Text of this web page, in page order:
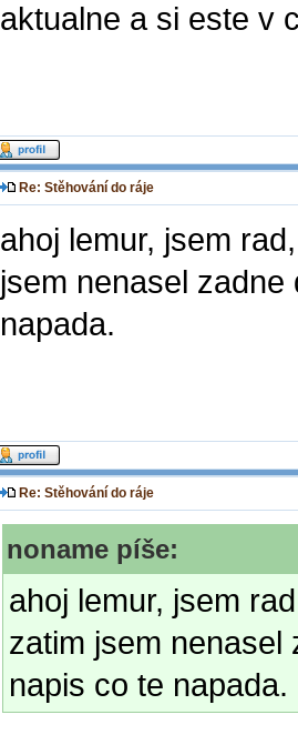
aktualne a si este v
Re: Stěhování do ráje
ahoj lemur, jsem
jsem nenasel
napada.
Re: Stěhování do ráje
noname píše:
ahoj lemur, jsem
zatim jsem nenasel
napis co te napada.